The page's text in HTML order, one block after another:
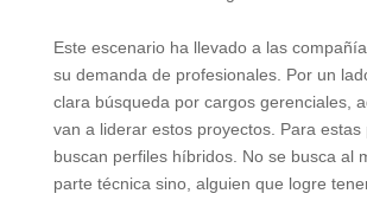
Este escenario ha llevado a las
su demanda de profesionales. Por un
clara búsqueda por cargos gerenciales,
van a liderar estos proyectos. Para estas
buscan perfiles híbridos. No se busca al
parte técnica sino, alguien que logre